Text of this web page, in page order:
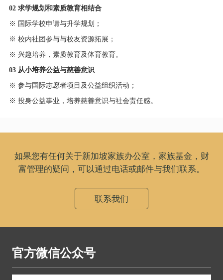
02 求学规划和素质教育相结合
※ 国际学校申请与升学规划；
※ 校内社团参与与校友资源拓展；
※ 兴趣培养，素质教育及体育教育。
03 从小培养公益与慈善意识
※ 参与国际志愿者项目及公益组织活动；
※ 投身公益事业，培养慈善意识与社会责任感。
如果您有任何关于新加坡家族办公室，家族基金，财
富管理的疑问，可以通过电话或邮件与我们联系。
联系我们
官方微信公众号